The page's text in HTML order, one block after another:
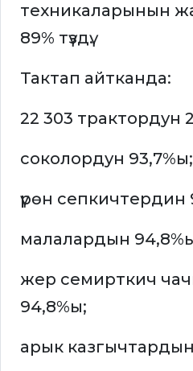
техникаларынын
89% түздү.
Тактап айтканда:
22 303 трактордун
соколордун 93,7%ы;
үрөн сепкичтердин
малалардын
жер семирткич
94,8%ы;
арык